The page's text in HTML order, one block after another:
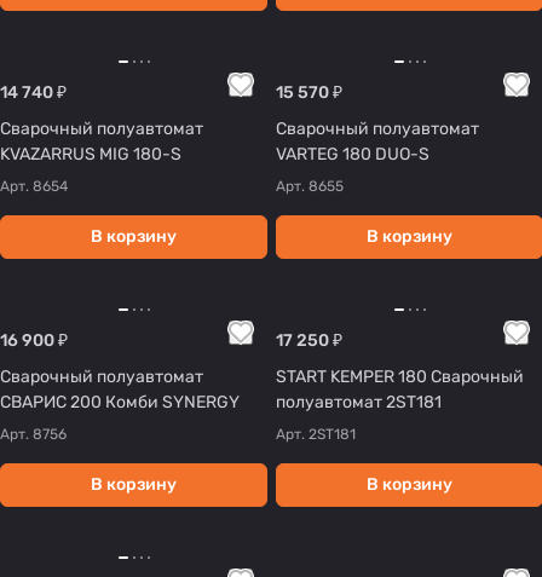
14 740 ₽
Сварочный полуавтомат
KVAZARRUS MIG 180-S
Арт. 8654
В корзину
15 570 ₽
Сварочный полуавтомат
VARTEG 180 DUO-S
Арт. 8655
В корзину
16 900 ₽
Сварочный полуавтомат
СВАРИС 200 Комби SYNERGY
Арт. 8756
В корзину
17 250 ₽
START KEMPER 180 Сварочный
полуавтомат 2ST181
Арт. 2ST181
В корзину